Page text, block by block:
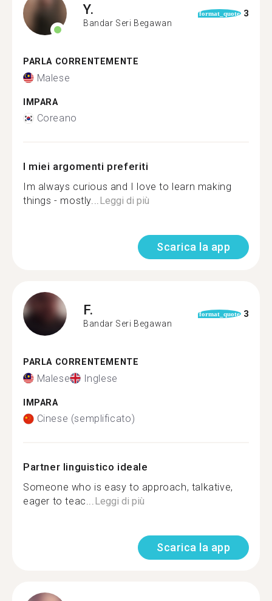
Y.
Bandar Seri Begawan
format_quote 3
PARLA CORRENTEMENTE
Malese
IMPARA
Coreano
I miei argomenti preferiti
Im always curious and I love to learn making
things - mostly...Leggi di più
Scarica la app
F.
Bandar Seri Begawan
format_quote 3
PARLA CORRENTEMENTE
Malese Inglese
IMPARA
Cinese (semplificato)
Partner linguistico ideale
Someone who is easy to approach, talkative,
eager to teac...Leggi di più
Scarica la app